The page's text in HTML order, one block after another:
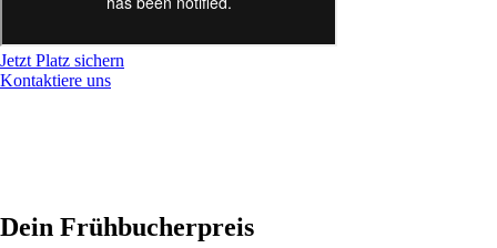
Jetzt Platz sichern
Kontaktiere uns
Dein Frühbucherpreis